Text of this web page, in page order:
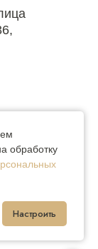
обработку
Настроить